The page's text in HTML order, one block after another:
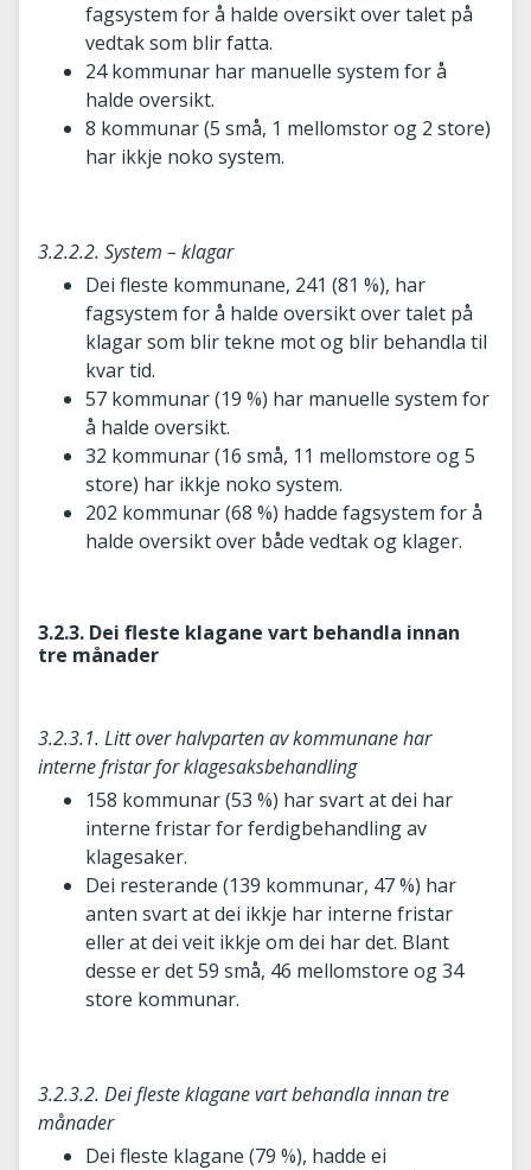
fagsystem for å halde oversikt over talet på
vedtak som blir fatta.
24 kommunar har manuelle system for å
halde oversikt.
8 kommunar (5 små, 1 mellomstor og 2 store)
har ikkje noko system.
3.2.2.2. System – klagar
Dei fleste kommunane, 241 (81 %), har
fagsystem for å halde oversikt over talet på
klagar som blir tekne mot og blir behandla til
kvar tid.
57 kommunar (19 %) har manuelle system for
å halde oversikt.
32 kommunar (16 små, 11 mellomstore og 5
store) har ikkje noko system.
202 kommunar (68 %) hadde fagsystem for å
halde oversikt over både vedtak og klager.
3.2.3. Dei fleste klagane vart behandla innan
tre månader
3.2.3.1. Litt over halvparten av kommunane har
interne fristar for klagesaksbehandling
158 kommunar (53 %) har svart at dei har
interne fristar for ferdigbehandling av
klagesaker.
Dei resterande (139 kommunar, 47 %) har
anten svart at dei ikkje har interne fristar
eller at dei veit ikkje om dei har det. Blant
desse er det 59 små, 46 mellomstore og 34
store kommunar.
3.2.3.2. Dei fleste klagane vart behandla innan tre
månader
Dei fleste klagane (79 %), hadde ei